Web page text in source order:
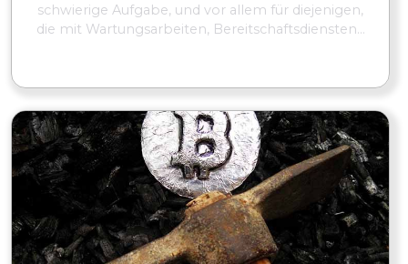
schwierige Aufgabe, und vor allem für diejenigen,
die mit Wartungsarbeiten, Bereitschaftsdiensten...